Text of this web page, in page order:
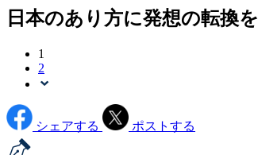
日本のあり方に発想の転換を
1
2
シェアする ポストする